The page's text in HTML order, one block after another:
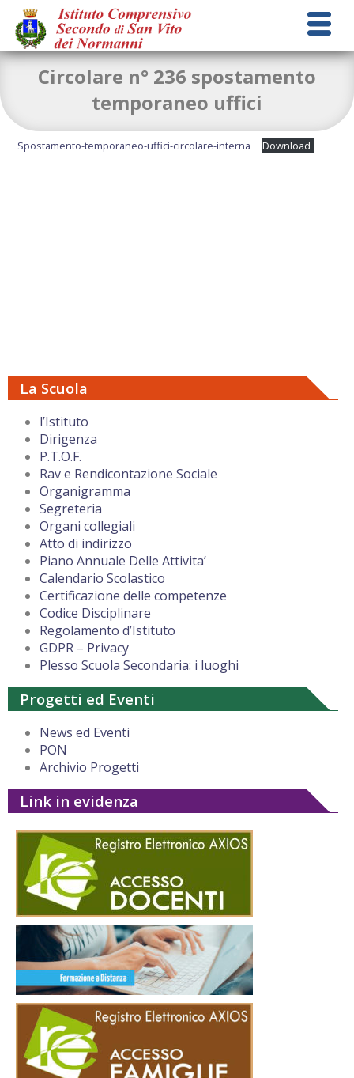
La Scuola
l’Istituto
Dirigenza
P.T.O.F.
Rav e Rendicontazione Sociale
Organigramma
Segreteria
Organi collegiali
Atto di indirizzo
Piano Annuale Delle Attivita’
Calendario Scolastico
Certificazione delle competenze
Codice Disciplinare
Regolamento d’Istituto
GDPR – Privacy
Plesso Scuola Secondaria: i luoghi
Progetti ed Eventi
News ed Eventi
PON
Archivio Progetti
Link in evidenza
Circolare n° 236 spostamento
temporaneo uffici
Spostamento-temporaneo-uffici-circolare-interna Download